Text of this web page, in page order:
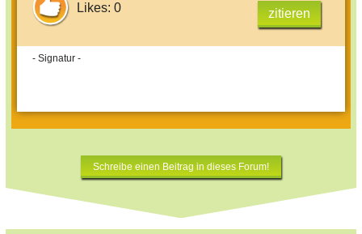
Likes: 0 zitieren
- Signatur -
Schreibe einen Beitrag in dieses Forum!